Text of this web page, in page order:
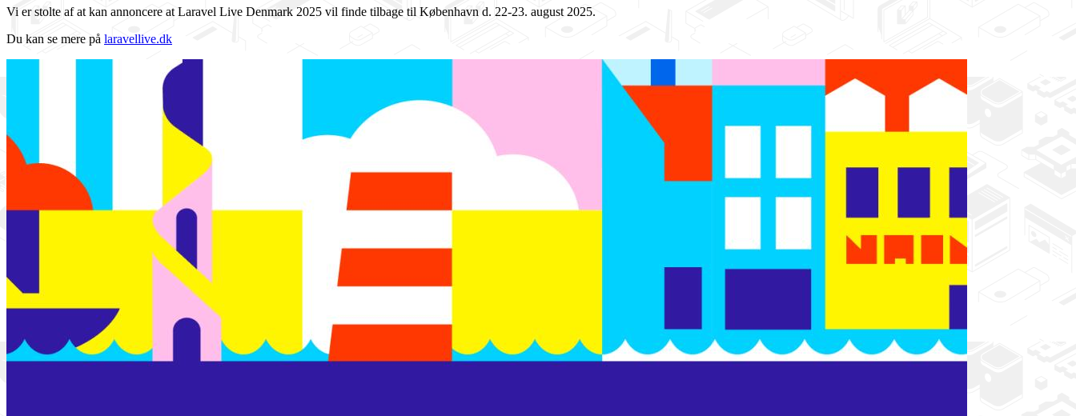
Vi er stolte af at kan annoncere at Laravel Live Denmark 2025 vil finde tilbage til København d. 22-23. august 2025.
Du kan se mere på laravellive.dk